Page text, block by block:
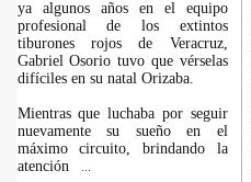
ya algunos años en el equipo
profesional de los extintos
tiburones rojos de Veracruz,
Gabriel Osorio tuvo que vérselas
difíciles en su natal Orizaba.
Mientras que luchaba por seguir
nuevamente su sueño en el
máximo circuito, brindando la
atención